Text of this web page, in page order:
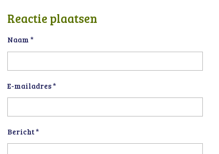
Reactie plaatsen
Naam *
E-mailadres *
Bericht *